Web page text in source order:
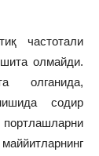
частотали
олмайди.
олганида,
содир